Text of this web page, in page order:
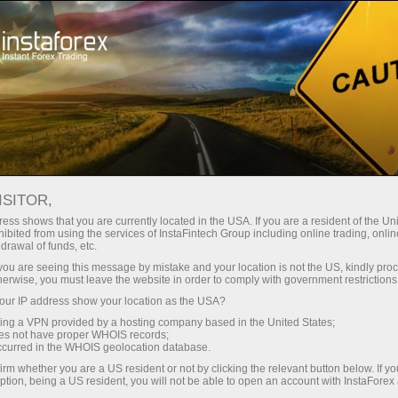
InstaForex के साथ आपको वास्तविक
लीवरेज, मार्केट में बेहतरीन स्प्रेड्स और
कमीशन, और स्टॉक्स व इंडेक्स ट्रेडिंग के लिए
फायदेमंद शर्तें।
छोटे
हर डिपॉजिट पर
30% बोनस
ट्रेडिंग में
और हाईवे पर गति
shows that you are currently located in the USA. If you are a resident of the
from using the services of InstaFintech Group including online trading,
of funds, etc.
are seeing this message by mistake and your location is not the US, kindly
you must leave the website in order to comply with government
IP address show your location as the USA?
a VPN provided by a hosting company based in the United States;
not have proper WHOIS records;
in the WHOIS geolocation database.
whether you are a US resident or not by clicking the relevant button below. If
being a US resident, you will not be able to open an account with InstaForex